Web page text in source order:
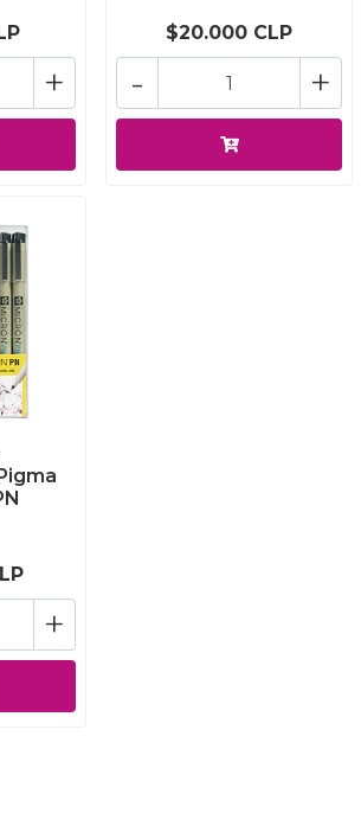
+
$20.000 CLP
+
-
+